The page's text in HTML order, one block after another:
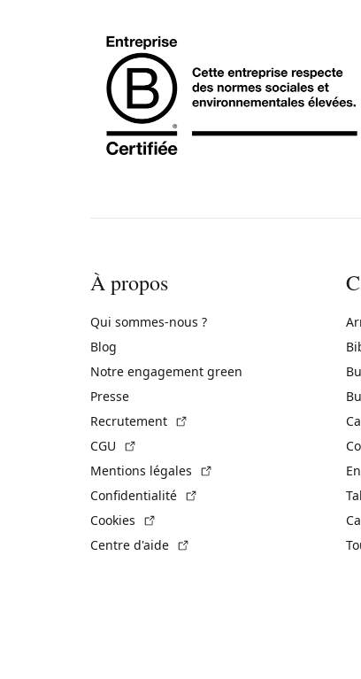
À propos
Qui sommes-nous ?
Blog
Notre engagement green
Presse
Recrutement
CGU
Mentions légales
Confidentialité
Cookies
Centre d'aide